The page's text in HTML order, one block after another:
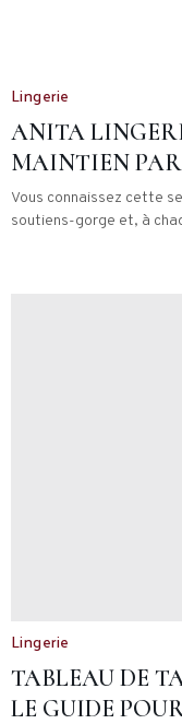
Lingerie
ANITA
MAINTIEN
Vous connaissez cette
soutiens-gorge et, à
Lingerie
TABLEAU DE
LE GUIDE